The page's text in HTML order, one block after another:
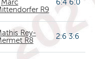
Marc
R9
6:4 6:0
Rey-
R8
2:6 3:6